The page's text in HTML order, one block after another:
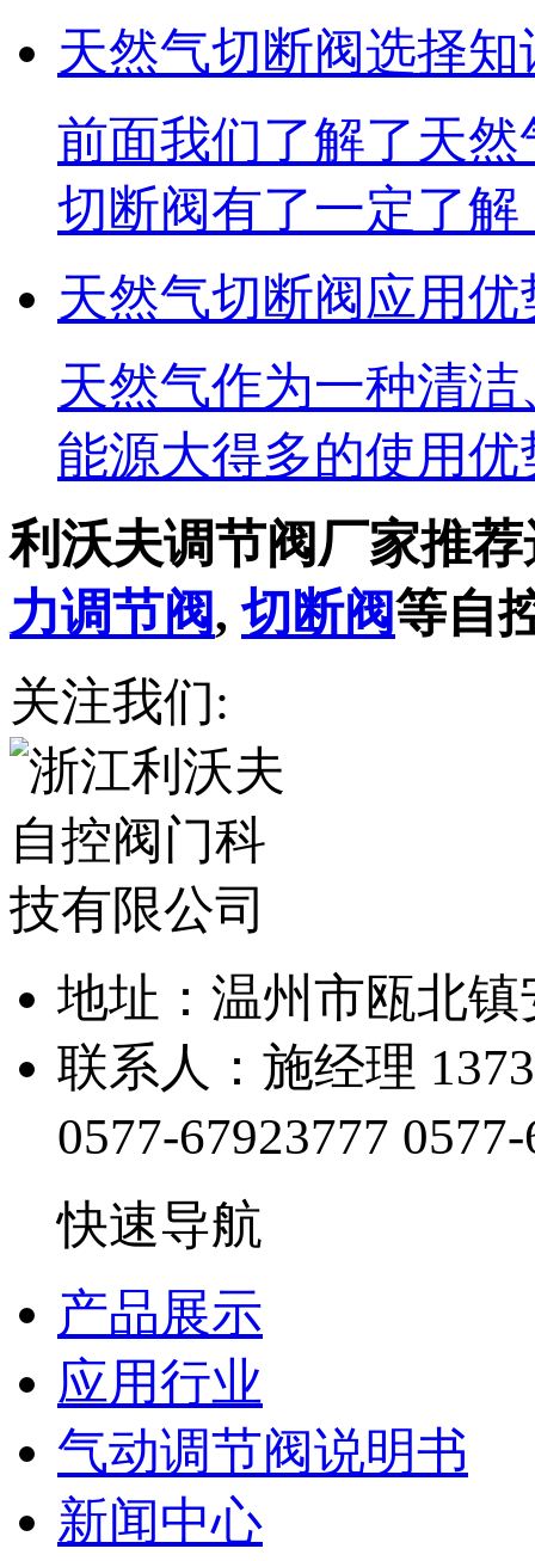
天然气切断阀选择知
前面我们了解了天
切断阀有了一定了
天然气切断阀应用优
天然气作为一种清
能源大得多的使用
利沃夫调节阀厂家推
力调节阀,切断阀等自
关注我们:
地址：温州市瓯北
联系人：施经理
0577-67923777
快速导航
产品展示
应用行业
气动调节阀说明书
新闻中心